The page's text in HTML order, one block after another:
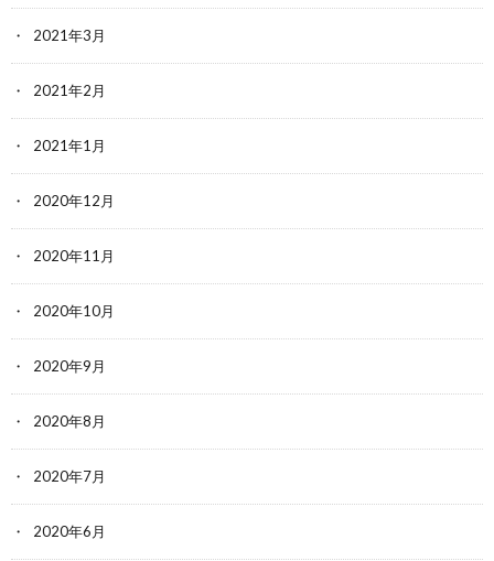
2021年3月
2021年2月
2021年1月
2020年12月
2020年11月
2020年10月
2020年9月
2020年8月
2020年7月
2020年6月